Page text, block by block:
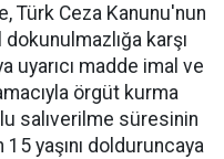
Türk Ceza Kanunu'nun
karşı
uyarıcı madde imal ve
örgüt kurma
salıverilme süresinin
yaşını dolduruncaya